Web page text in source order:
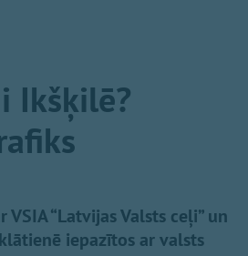
Ikšķilē?
“Latvijas Valsts ceļi” un
iepazītos ar valsts